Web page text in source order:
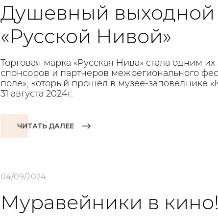
Душевный выходной
«Русской Нивой»
Торговая марка «Русская Нива» стала одним их
спонсоров и партнеров межрегионального
поле», который прошел в музее-заповеднике
31 августа 2024г.
ЧИТАТЬ ДАЛЕЕ
04/09/2024
Муравейники в кино!